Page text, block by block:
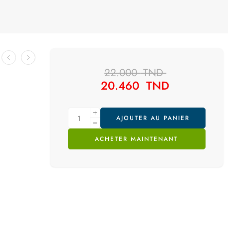
22.000TND
20.460 TND
AJOUTER AU PANIER
ACHETER MAINTENANT